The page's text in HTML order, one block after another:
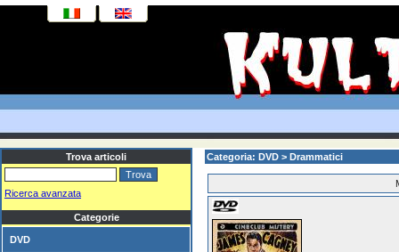
Trova articoli
Ricerca avanzata
Categorie
DVD
Categoria: DVD > Drammatici